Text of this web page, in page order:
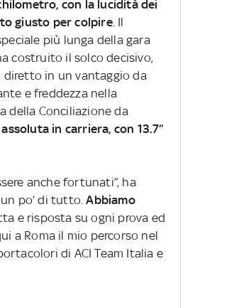
con la lucidità dei
giusto per colpire. Il
più lunga della gara
costruito il solco decisivo,
in un vantaggio da
e freddezza nella
della Conciliazione da
in carriera, con 13.7”
anche fortunati”, ha
un po’ di tutto.Abbiamo
e risposta su ogni prova ed
a Roma il mio percorso nel
di ACI Team Italia e